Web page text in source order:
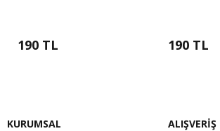
190 TL 190 TL
KURUMSAL ALIŞVERİŞ